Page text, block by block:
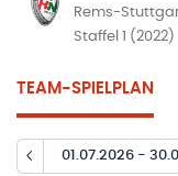
Rems-
Staffel 1 (2022)
TEAM-SPIELPLAN
01.07.2026 -